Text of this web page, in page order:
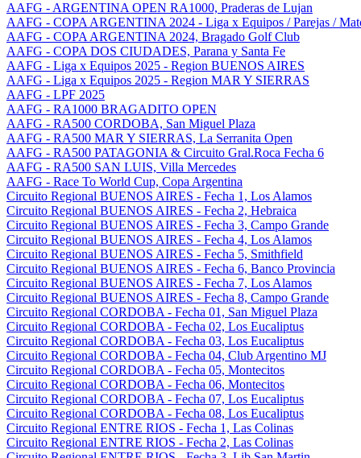
AAFG - ARGENTINA OPEN RA1000, Praderas de Lujan
AAFG - COPA ARGENTINA 2024 - Liga x Equipos / Parejas /
AAFG - COPA ARGENTINA 2024, Bragado Golf Club
AAFG - COPA DOS CIUDADES, Parana y Santa Fe
AAFG - Liga x Equipos 2025 - Region BUENOS AIRES
AAFG - Liga x Equipos 2025 - Region MAR Y SIERRAS
AAFG - LPF 2025
AAFG - RA1000 BRAGADITO OPEN
AAFG - RA500 CORDOBA, San Miguel Plaza
AAFG - RA500 MAR Y SIERRAS, La Serranita Open
AAFG - RA500 PATAGONIA & Circuito Gral.Roca Fecha 6
AAFG - RA500 SAN LUIS, Villa Mercedes
AAFG - Race To World Cup, Copa Argentina
Circuito Regional BUENOS AIRES - Fecha 1, Los Alamos
Circuito Regional BUENOS AIRES - Fecha 2, Hebraica
Circuito Regional BUENOS AIRES - Fecha 3, Campo Grande
Circuito Regional BUENOS AIRES - Fecha 4, Los Alamos
Circuito Regional BUENOS AIRES - Fecha 5, Smithfield
Circuito Regional BUENOS AIRES - Fecha 6, Banco Provincia
Circuito Regional BUENOS AIRES - Fecha 7, Los Alamos
Circuito Regional BUENOS AIRES - Fecha 8, Campo Grande
Circuito Regional CORDOBA - Fecha 01, San Miguel Plaza
Circuito Regional CORDOBA - Fecha 02, Los Eucaliptus
Circuito Regional CORDOBA - Fecha 03, Los Eucaliptus
Circuito Regional CORDOBA - Fecha 04, Club Argentino MJ
Circuito Regional CORDOBA - Fecha 05, Montecitos
Circuito Regional CORDOBA - Fecha 06, Montecitos
Circuito Regional CORDOBA - Fecha 07, Los Eucaliptus
Circuito Regional CORDOBA - Fecha 08, Los Eucaliptus
Circuito Regional ENTRE RIOS - Fecha 1, Las Colinas
Circuito Regional ENTRE RIOS - Fecha 2, Las Colinas